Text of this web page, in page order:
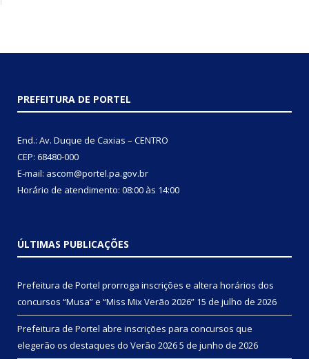
PREFEITURA DE PORTEL
End.: Av. Duque de Caxias – CENTRO
CEP: 68480-000
E-mail: ascom@portel.pa.gov.br
Horário de atendimento: 08:00 às 14:00
ÚLTIMAS PUBLICAÇÕES
Prefeitura de Portel prorroga inscrições e altera horários dos
concursos “Musa” e “Miss Mix Verão 2026” 15 de julho de 2026
Prefeitura de Portel abre inscrições para concursos que
elegerão os destaques do Verão 20265 de junho de 2026